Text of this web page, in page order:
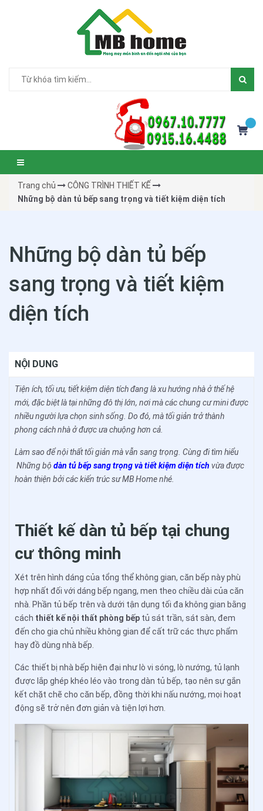
Trang chủ
CÔNG TRÌNH THIẾT KẾ
Những bộ dàn tủ bếp sang trọng và tiết kiệm diện tích
Những bộ dàn tủ bếp
sang trọng và tiết kiệm
diện tích
NỘI DUNG
Tiện ích, tối ưu, tiết kiệm diện tích đang là xu hướng nhà ở thế hệ
mới, đặc biệt là tại những đô thị lớn, nơi mà các chung cư mini được
nhiều người lựa chọn sinh sống. Do đó, mà tối giản trở thành
phong cách nhà ở được ưa chuộng hơn cả.
Làm sao để nội thất tối giản mà vẫn sang trọng. Cùng đi tìm hiểu
Những bộ dàn tủ bếp sang trọng và tiết kiệm diện tích vừa được
hoàn thiện bởi các kiến trúc sư MB Home nhé.
Thiết kế dàn tủ bếp tại chung
cư thông minh
Xét trên hình dáng của tổng thể không gian, căn bếp này phù
hợp nhất đối với dáng bếp ngang, men theo chiều dài của căn
nhà. Phần tủ bếp trên và dưới tận dụng tối đa không gian bằng
cách thiết kế nội thất phòng bếp tủ sát trần, sát sàn, đem
đến cho gia chủ nhiều không gian để cất trữ các thực phẩm
hay đồ dùng nhà bếp.
Các thiết bị nhà bếp hiện đại như lò vi sóng, lò nướng, tủ lạnh
được lắp ghép khéo léo vào trong dàn tủ bếp, tạo nên sự gắn
kết chặt chẽ cho căn bếp, đồng thời khi nấu nướng, mọi hoạt
động sẽ trở nên đơn giản và tiện lợi hơn.